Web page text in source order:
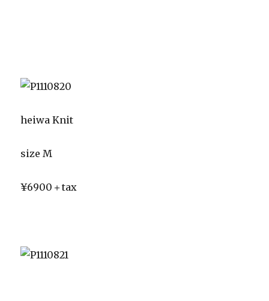
heiwa Knit
size M
¥6900＋tax